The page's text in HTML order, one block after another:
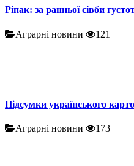
Ріпак: за ранньої сівби
Аграрні новини 121
Підсумки українського
Аграрні новини 173